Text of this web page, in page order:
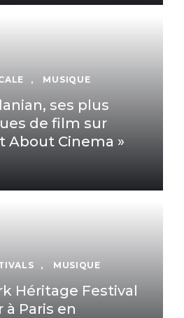
, MUSIQUE
ses plus
de film sur
About Cinema »
, MUSIQUE
Héritage Festival
à Paris en